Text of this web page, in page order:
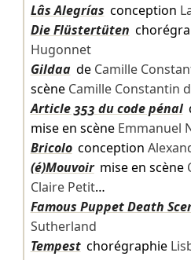
Lâs Alegrías conception
Die Flüstertüten
Hugonnet
Gildaade Camille
scène Camille Constantin
Article 353 du code pénal
mise en scène Emmanuel
Bricoloconception
(é)Mouvoirmise en scène
Claire Petit…
Famous Puppet Death
Sutherland
Tempestchorégraphie